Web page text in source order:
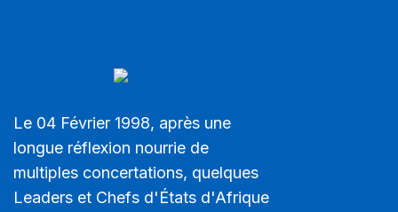
Le 04 Février 1998, après une
longue réflexion nourrie de
multiples concertations, quelques
Leaders et Chefs d'États d'Afrique